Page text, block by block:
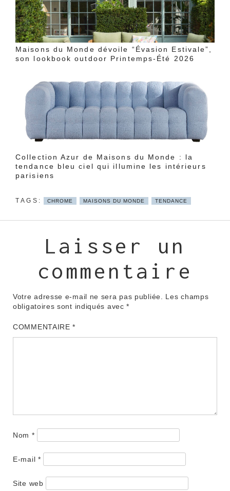
Maisons du Monde dévoile “Évasion Estivale”,
son lookbook outdoor Printemps-Été 2026
Collection Azur de Maisons du Monde : la
tendance bleu ciel qui illumine les intérieurs
parisiens
CHROME MAISONS DU MONDE TENDANCE
Laisser un
commentaire
Votre adresse e-mail ne sera pas publiée.
Les champs
obligatoires sont indiqués avec*
COMMENTAIRE*
Nom *
E-mail *
Site web